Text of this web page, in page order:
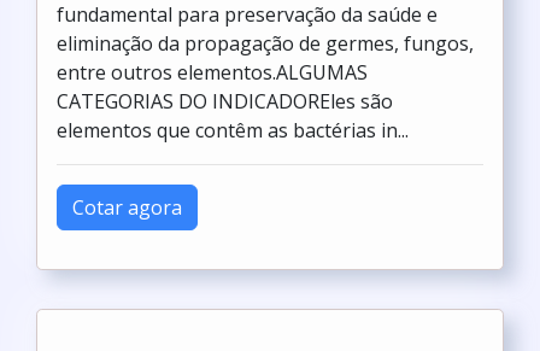
fundamental para preservação da saúde e
eliminação da propagação de germes, fungos,
entre outros elementos.ALGUMAS
CATEGORIAS DO INDICADOREles são
elementos que contêm as bactérias in...
Cotar agora